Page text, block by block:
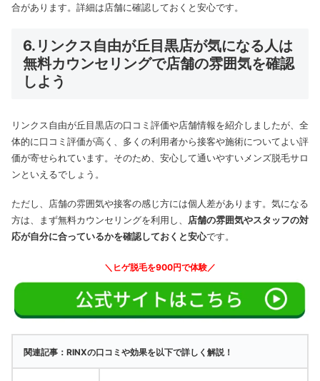
合があります。詳細は店舗に確認しておくと安心です。
6.リンクス自由が丘目黒店が気になる人は
無料カウンセリングで店舗の雰囲気を確認
しよう
リンクス自由が丘目黒店の口コミ評価や店舗情報を紹介しましたが、全
体的に口コミ評価が高く、多くの利用者から接客や施術についてよい評
価が寄せられています。そのため、安心して通いやすいメンズ脱毛サロ
ンといえるでしょう。
ただし、店舗の雰囲気や接客の感じ方には個人差があります。気になる
方は、まず無料カウンセリングを利用し、 店舗の雰囲気やスタッフの対
応が自分に合っているかを確認しておくと安心です。
＼ヒゲ脱毛を900円で体験／
関連記事：RINXの口コミや効果を以下で詳しく解説！